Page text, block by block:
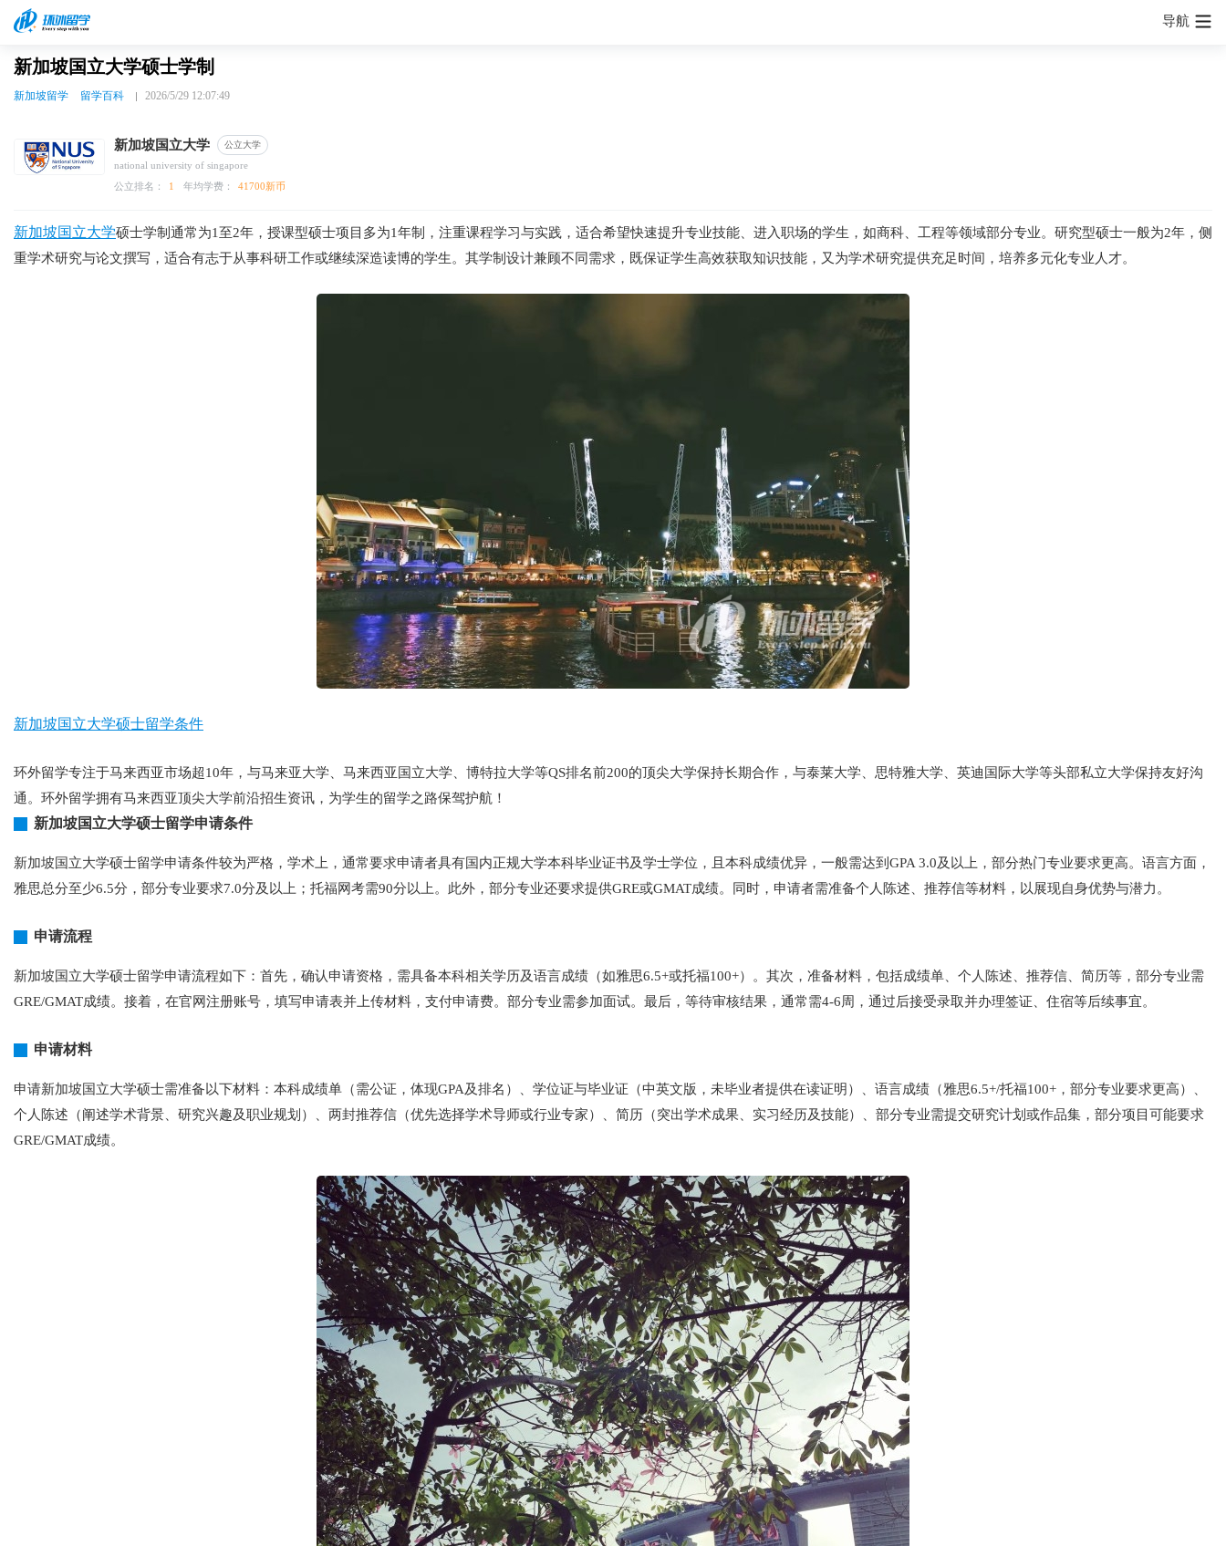
导航
新加坡国立大学硕士学制
新加坡留学 留学百科 2026/5/29 12:07:49
新加坡国立大学 公立大学
national university of singapore
公立排名：
1 年均学费： 41700新币
新加坡国立大学硕士学制通常为1至2年，授课型硕士项目多为1年制，注重课程学习与实践，适合希望快速提升专业技能、进入职场的学生，如商科、工程等领域部分专业。研究型硕士一般为2年，侧
重学术研究与论文撰写，适合有志于从事科研工作或继续深造读博的学生。其学制设计兼顾不同需求，既保证学生高效获取知识技能，又为学术研究提供充足时间，培养多元化专业人才。
新加坡国立大学硕士留学条件
环外留学专注于马来西亚市场超10年，与马来亚大学、马来西亚国立大学、博特拉大学等QS排名前200的顶尖大学保持长期合作，与泰莱大学、思特雅大学、英迪国际大学等头部私立大学保持友好沟
通。环外留学拥有马来西亚顶尖大学前沿招生资讯，为学生的留学之路保驾护航！
新加坡国立大学硕士留学申请条件
新加坡国立大学硕士留学申请条件较为严格，学术上，通常要求申请者具有国内正规大学本科毕业证书及学士学位，且本科成绩优异，一般需达到GPA 3.0及以上，部分热门专业要求更高。语言方面，
雅思总分至少6.5分，部分专业要求7.0分及以上；托福网考需90分以上。此外，部分专业还要求提供GRE或GMAT成绩。同时，申请者需准备个人陈述、推荐信等材料，以展现自身优势与潜力。
申请流程
新加坡国立大学硕士留学申请流程如下：首先，确认申请资格，需具备本科相关学历及语言成绩（如雅思6.5+或托福100+）。其次，准备材料，包括成绩单、个人陈述、推荐信、简历等，部分专业需
GRE/GMAT成绩。接着，在官网注册账号，填写申请表并上传材料，支付申请费。部分专业需参加面试。最后，等待审核结果，通常需4-6周，通过后接受录取并办理签证、住宿等后续事宜。
申请材料
申请新加坡国立大学硕士需准备以下材料：本科成绩单（需公证，体现GPA及排名）、学位证与毕业证（中英文版，未毕业者提供在读证明）、语言成绩（雅思6.5+/托福100+，部分专业要求更高）、
个人陈述（阐述学术背景、研究兴趣及职业规划）、两封推荐信（优先选择学术导师或行业专家）、简历（突出学术成果、实习经历及技能）、部分专业需提交研究计划或作品集，部分项目可能要求
GRE/GMAT成绩。